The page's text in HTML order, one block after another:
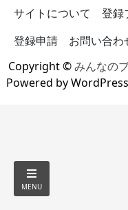
サイトについて 登録
登録申請
お問い合わ
Copyright ©みんなの
Powered by
MENU